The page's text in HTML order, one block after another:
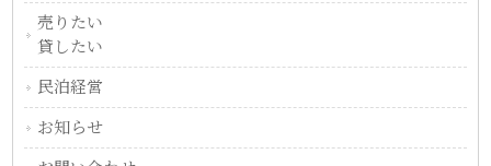
売りたい
貸したい
民泊経営
お知らせ